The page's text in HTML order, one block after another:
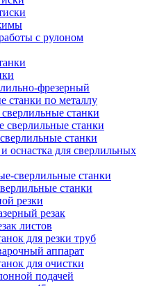
с рулоном
фрезерный
станки по металлу
станки
сверлильные станки
станки
оснастка для сверлильных
сверлильные станки
станки
резки
резак
листов
для резки труб
аппарат
для очистки
подачей